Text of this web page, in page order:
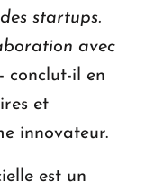
startups.
avec
conclut-il en
et
innovateur.
est un